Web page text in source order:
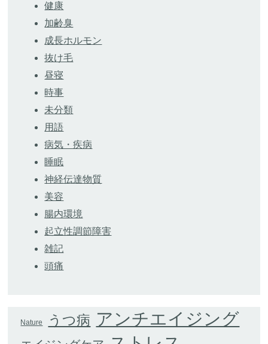
健康
加齢臭
成長ホルモン
抜け毛
昼寝
時事
未分類
用語
病気・疾病
睡眠
神経伝達物質
美容
腸内環境
起立性調節障害
雑記
頭痛
Nature うつ病 アンチエイジング